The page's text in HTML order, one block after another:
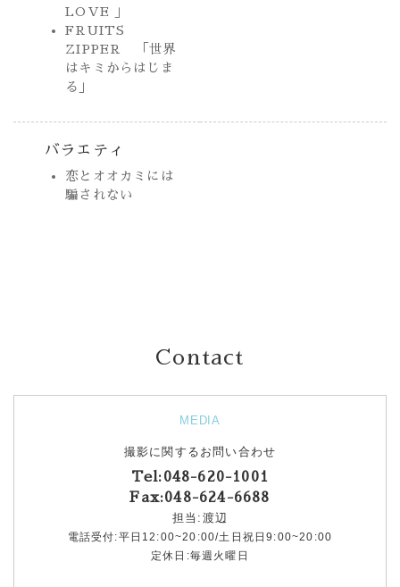
LOVE 」
FRUITS
ZIPPER 「世界
はキミからはじま
る」
バラエティ
恋とオオカミには
騙されない
Contact
MEDIA
撮影に関するお問い合わせ
Tel:048-620-1001
Fax:048-624-6688
担当:渡辺
電話受付:平日12:00~20:00/土日祝日9:00~20:00
定休日:毎週火曜日